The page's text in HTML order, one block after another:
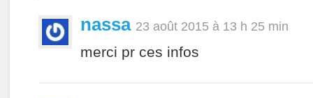
nassa 23 août 2015 à 13 h 25 min
merci pr ces infos